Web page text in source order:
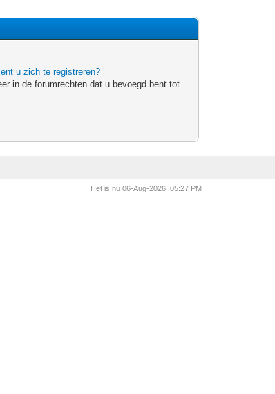
u zich te registreren?
in de forumrechten dat u bevoegd bent tot
Het is nu 06-Aug-2026, 05:27 PM